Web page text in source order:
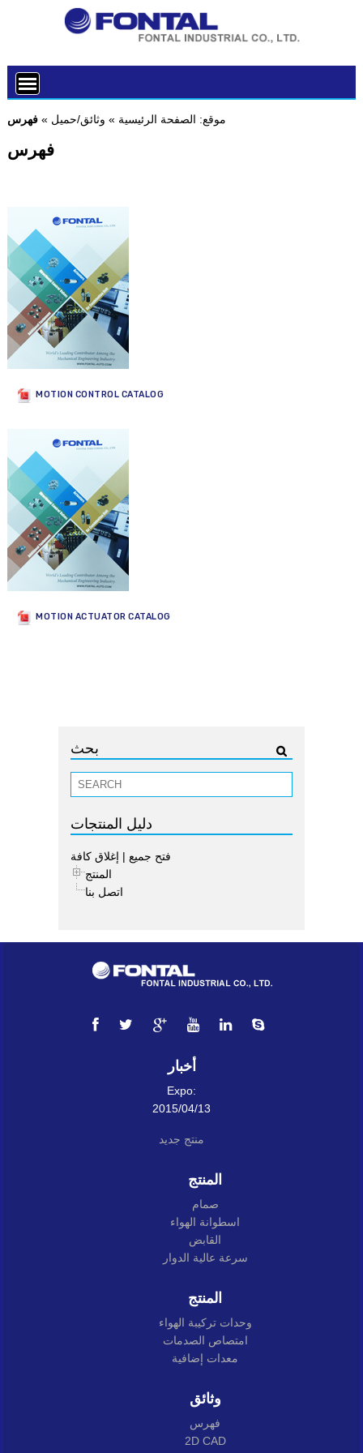
موقع: الصفحة الرئيسية » وثائق/حميل » فهرس
فهرس
MOTION CONTROL CATALOG
MOTION ACTUATOR CATALOG
بحث
دليل المنتجات
فتح جميع | إغلاق كافة
المنتج
اتصل بنا
أخبار
Expo:
2015/04/13
منتج جديد
المنتج
صمام
اسطوانة الهواء
القابض
سرعة عالية الدوار
المنتج
وحدات تركيبة الهواء
امتصاص الصدمات
معدات إضافية
وثائق
فهرس
2D CAD